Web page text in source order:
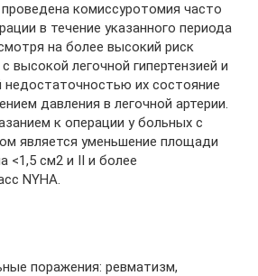
комиссуротомия часто
в течение указанного периода
на более высокий риск
высокой легочной гипертензией и
их состояние
давления в легочной артерии.
к операции у больных с
является уменьшение площади
<1,5 см2 и II и более
NYHA.
поражения: ревматизм,